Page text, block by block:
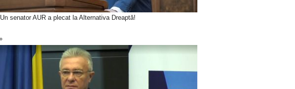
Un senator AUR a plecat la Alternativa Dreaptă!